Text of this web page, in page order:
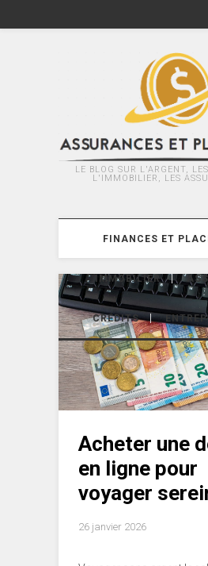
LE BLOG SUR L'ARGENT,
L'IMMOBILIER, LES
FINANCES ET
IMMOBILIER
CRÉDITS
Acheter une
en ligne pour
voyager
26 janvier 2026